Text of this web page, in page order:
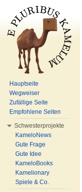
Hauptseite
Wegweiser
Zufällige Seite
Empfohlene Seiten
Schwesterprojekte
KameloNews
Gute Frage
Gute Idee
KameloBooks
Kamelionary
Spiele & Co.